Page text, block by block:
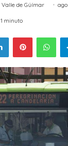
de Güímar
minuto
LinkedInPinterest